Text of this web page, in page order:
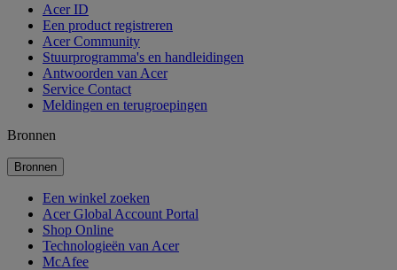
Acer ID
Een product registreren
Acer Community
Stuurprogramma's en handleidingen
Antwoorden van Acer
Service Contact
Meldingen en terugroepingen
Bronnen
Bronnen
Een winkel zoeken
Acer Global Account Portal
Shop Online
Technologieën van Acer
McAfee